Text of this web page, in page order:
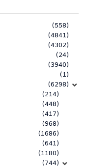
(558)
(4841)
(4302)
(24)
(3940)
(1)
(6298)
(214)
(448)
(417)
(968)
(1686)
(641)
(1180)
(744)